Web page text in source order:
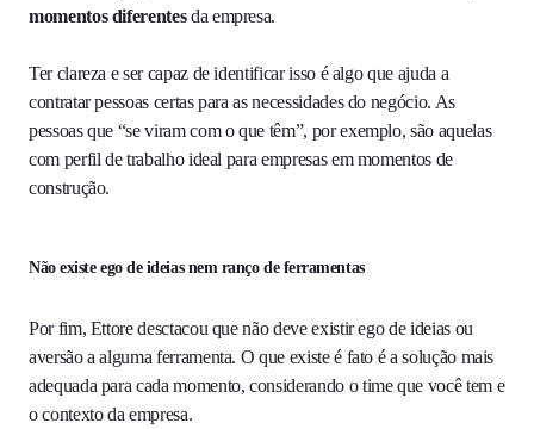
momentos diferentesda empresa.
Ter clareza e ser capaz de identificar isso é algo que ajuda a
contratar pessoas certas para as necessidades do negócio. As
pessoas que “se viram com o que têm”, por exemplo, são aquelas
com perfil de trabalho ideal para empresas em momentos de
construção.
Não existe ego de ideias nem ranço de ferramentas
Por fim, Ettore desctacou que não deve existir ego de ideias ou
aversão a alguma ferramenta. O que existe é fato é a solução mais
adequada para cada momento, considerando o time que você tem e
o contexto da empresa.